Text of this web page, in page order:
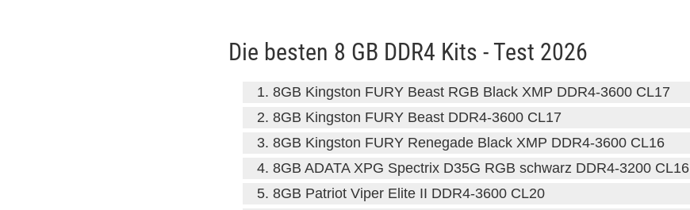
Die besten 8 GB DDR4 Kits - Test 2026
8GB Kingston FURY Beast RGB Black XMP DDR4-3600 CL17
8GB Kingston FURY Beast DDR4-3600 CL17
8GB Kingston FURY Renegade Black XMP DDR4-3600 CL16
8GB ADATA XPG Spectrix D35G RGB schwarz DDR4-3200 CL16
8GB Patriot Viper Elite II DDR4-3600 CL20